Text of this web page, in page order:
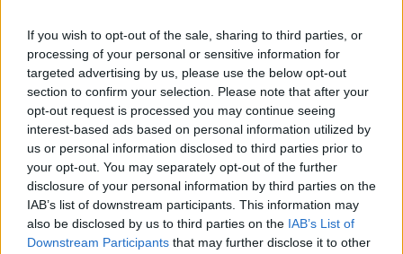
If you wish to opt-out of the sale, sharing to third parties, or
processing of your personal or sensitive information for
targeted advertising by us, please use the below opt-out
section to confirm your selection. Please note that after your
opt-out request is processed you may continue seeing
interest-based ads based on personal information utilized by
us or personal information disclosed to third parties prior to
your opt-out. You may separately opt-out of the further
disclosure of your personal information by third parties on the
IAB’s list of downstream participants. This information may
also be disclosed by us to third parties on the IAB’s List of
Downstream Participants that may further disclose it to other
Хорор во соседството - ГО ЗАМРЗНАЛ МРТВИОТ
ТАТКО ЗА ДА ЈА ЗЕМА ПЕНЗИЈАТА
05-08-2026
Грчката полиција соопшти дека уапсила маж осомничен дека
неколку години го чувал телото на својот татко во замрзнувач
во подрумот на напуштен хотел за да продолжи да ја прима